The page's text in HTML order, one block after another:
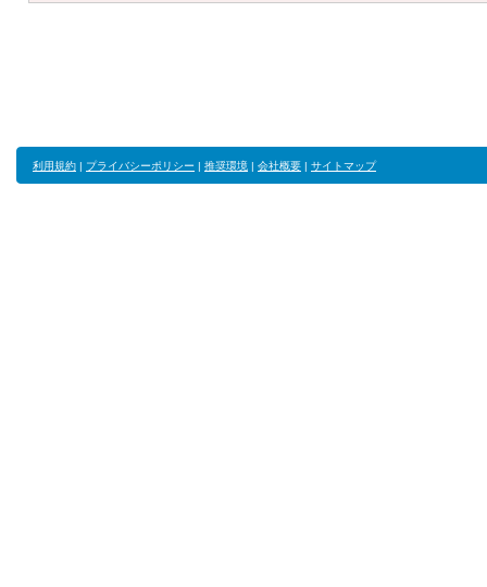
利用規約 | プライバシーポリシー | 推奨環境 | 会社概要 | サイトマップ